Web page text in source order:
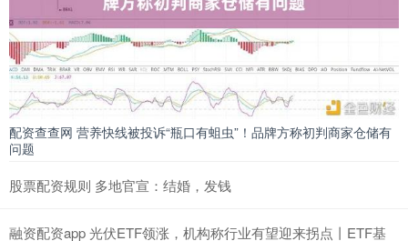
股票配资入门
4月16日讯，加拿大出口信贷机构出口发展加拿大在其春季
展望中预测，强劲的避险需求应能保持今年黄金价格高企
2023年股票配
配资查查网 营养快线被投诉“瓶口有蛆虫”！品牌方称初判商家仓储有
问题
股票配资规则 多地官宣：结婚，发钱
融资配资app 光伏ETF领涨，机构称行业有望迎来拐点丨ETF基